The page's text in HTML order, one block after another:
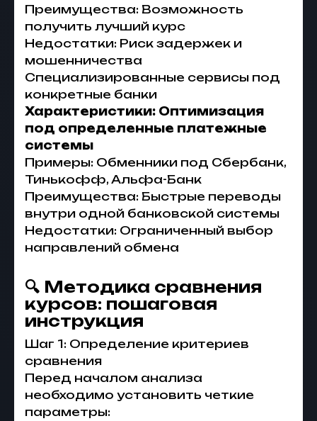
Преимущества: Возможность
получить лучший курс
Недостатки: Риск задержек и
мошенничества
Специализированные сервисы под
конкретные банки
Характеристики: Оптимизация
под определенные платежные
системы
Примеры: Обменники под Сбербанк,
Тинькофф, Альфа-Банк
Преимущества: Быстрые переводы
внутри одной банковской системы
Недостатки: Ограниченный выбор
направлений обмена
🔍 Методика сравнения
курсов: пошаговая
инструкция
Шаг 1: Определение критериев
сравнения
Перед началом анализа
необходимо установить четкие
параметры: